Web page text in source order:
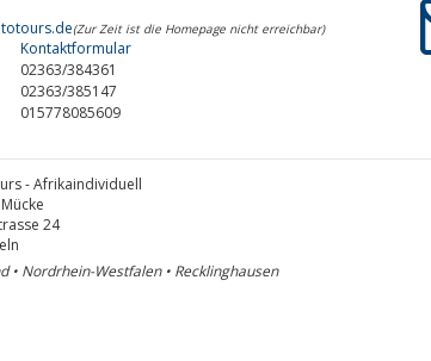
(Zur Zeit ist die Homepage nicht erreichbar)
Kontaktformular
02363/384361
02363/385147
015778085609
- Afrikaindividuell
24
• Nordrhein-Westfalen • Recklinghausen